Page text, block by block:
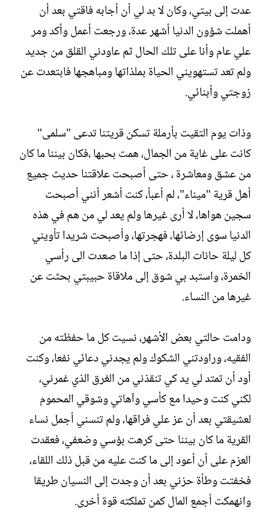
عدت إلى بيتي، وكان لا بد لي أن أجابه فاقتي بعد أن
أهملت شؤون الدنيا أشهر عدة، ورجعت أعمل وأكد ومر
علي عام وأنا على تلك الحال ثم عاودني القلق من جديد
ولم تعد تستهويني الحياة بملذاتها ومباهجها فابتعدت عن
زوجتي وأبنائي.
وذات يوم التقيت بأرملة تسكن قريتنا تدعى "سلمى"
كانت على غاية من الجمال، همت بحبها ،فكان بيننا ما كان
من عشق ومعاشرة ، حتى أصبحت علاقتنا حديث جميع
أهل قرية "ميناء"، لم أعبأ، كنت أشعر أنني أصبحت
سجين هواها، لا أرى غيرها ولم يعد لي من هم في هذه
الدنيا سوى إرضائها، فهجرتها، وأصبحت شريدا تأويني
كل ليلة حانات البلدة، حتى إذا ما صعدت الى رأسي
الخمرة، واستبد بي شوق إلى ملاقاة حبيبتي بحثت عن
غيرها من النساء.
ودامت حالتي بعض الأشهر، نسيت كل ما حفظته من
الفقيه، وراودتني الشكوك ولم يجدني دعائي نفعا، وكنت
أود أن تمتد لي يد كي تنقذني من الغرق الذي غمرني،
لكني كنت وحيدا مع كأسي وآهاتي وشوقي المحموم
لعشيقتي بعد أن عز علي فراقها، ولم تنسني أجمل نساء
القرية ما كان بيننا حتى كرهت بؤسي وضعفي، فعقدت
العزم على أن أعود إلى ما كنت عليه من قبل ذلك اللقاء،
فخفتت وطأة حزني بعد أن وجدت إلى النسيان طريقا
وانهمكت أجمع المال كمن تملكته قوة أخرى.